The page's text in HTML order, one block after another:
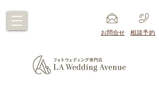
​お問合せ ​相談予約